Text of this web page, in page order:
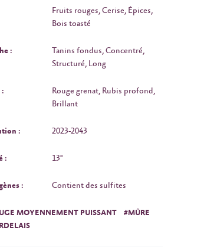
Fruits rouges, Cerise, Épices,
Bois toasté
:
Tanins fondus, Concentré,
Structuré, Long
:
Rouge grenat, Rubis profond,
Brillant
: 2023-2043
: 13°
: Contient des sulfites
MOYENNEMENT PUISSANT
#MÛRE